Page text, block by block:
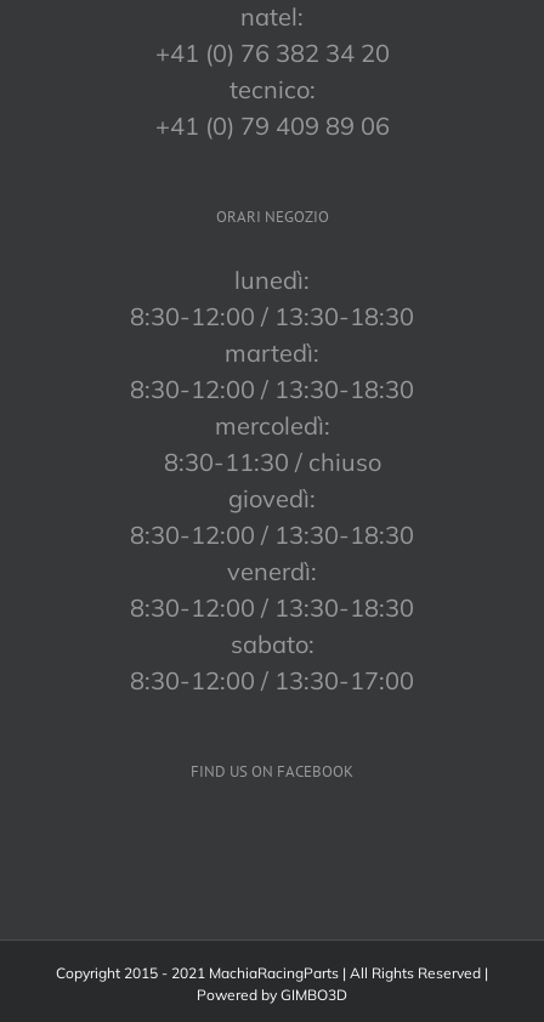
natel:
+41 (0) 76 382 34 20
tecnico:
+41 (0) 79 409 89 06
ORARI NEGOZIO
lunedì:
8:30-12:00 / 13:30-18:30
martedì:
8:30-12:00 / 13:30-18:30
mercoledì:
8:30-11:30 / chiuso
giovedì:
8:30-12:00 / 13:30-18:30
venerdì:
8:30-12:00 / 13:30-18:30
sabato:
8:30-12:00 / 13:30-17:00
FIND US ON FACEBOOK
Copyright 2015 - 2021 MachiaRacingParts | All Rights Reserved |
Powered by GIMBO3D